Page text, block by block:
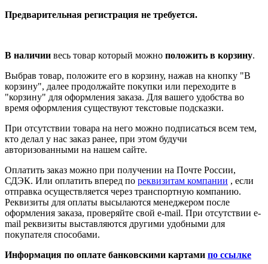
Предварительная регистрация не требуется.
В наличии весь товар который можно положить в корзину.
Выбрав товар, положите его в корзину, нажав на кнопку "В
корзину", далее продолжайте покупки или переходите в
"корзину" для оформления заказа. Для вашего удобства во
время оформления существуют текстовые подсказки.
При отсутствии товара на него можно подписаться всем тем,
кто делал у нас заказ ранее, при этом будучи
авторизованными на нашем сайте.
Оплатить заказ можно при получении на Почте России,
СДЭК. Или оплатить вперед по реквизитам компании , если
отправка осуществляется через транспортную компанию.
Реквизиты для оплаты высылаются менеджером после
оформления заказа, проверяйте свой e-mail. При отсутствии e-
mail реквизиты выставляются другими удобными для
покупателя способами.
Информация по оплате банковскими картами по ссылке